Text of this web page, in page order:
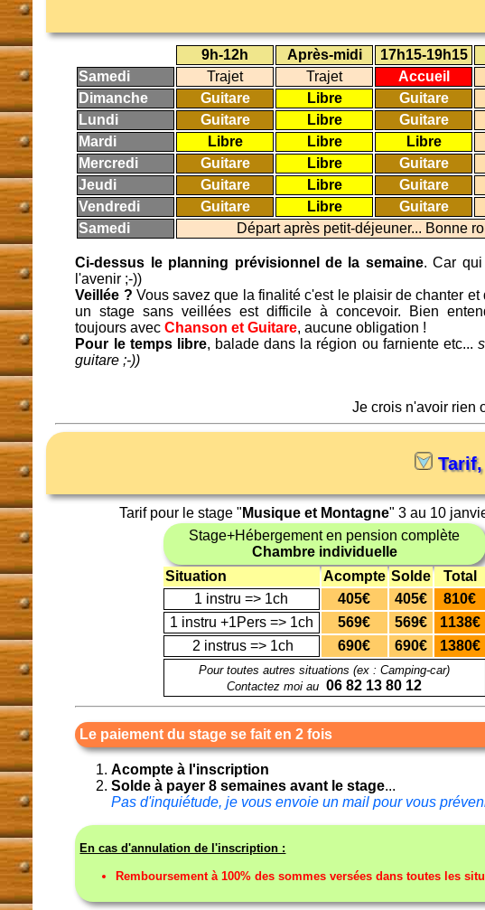
9h-12h Après-midi 17h15-19h15
Samedi
Trajet Trajet Accueil
Dimanche
Guitare Libre Guitare
Lundi
Guitare Libre Guitare
Mardi
Libre Libre Libre
Mercredi
Guitare Libre Guitare
Jeudi
Guitare Libre Guitare
Vendredi
Guitare Libre Guitare
Samedi
Départ après petit-déjeuner... Bonne
Ci-dessus le planning prévisionnel de la semaine. Car qui
l'avenir ;-))
Veillée ? Vous savez que la finalité c'est le plaisir de chanter et
un stage sans veillées est difficile à concevoir. Bien
toujours avecChanson et Guitare, aucune obligation !
Pour le temps libre, balade dans la région ou farniente etc...
guitare ;-))
Je crois n'avoir rien
Tarif pour le stage " Musique et Montagne" 3 au 10
Stage+Hébergement en pension complète
Chambre individuelle
Situation
Acompte Solde
Total
1 instru => 1ch
405€ 405€
810€
1 instru +1Pers => 1ch
569€ 569€
1138€
2 instrus => 1ch
690€ 690€ 1380€
Pour toutes autres situations (ex : Camping-car)
Contactez moi au 06 82 13 80 12
Le paiement du stage se fait en 2 fois
Acompte à l'inscription
Solde à payer 8 semaines avant le stage...
Pas d'inquiétude, je vous envoie un mail pour vous
En cas d'annulation de l'inscription :
Remboursement à 100% des sommes versées dans toutes les